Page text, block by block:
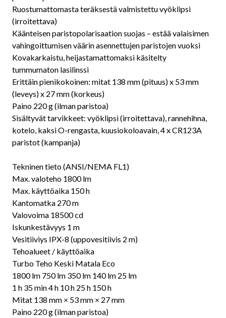
Ruostumattomasta teräksestä valmistettu vyöklipsi
(irroitettava)
Käänteisen paristopolarisaation suojas – estää valaisimen
vahingoittumisen väärin asennettujen paristojen vuoksi
Kovakarkaistu, heijastamattomaksi käsitelty
tummumaton lasilinssi
Erittäin pienikokoinen: mitat 138 mm (pituus) x 53 mm
(leveys) x 27 mm (korkeus)
Paino 220 g (ilman paristoa)
Sisältyvät tarvikkeet: vyöklipsi (irroitettava), rannehihna,
kotelo, kaksi O-rengasta, kuusiokoloavain, 4 x CR123A
paristot (kampanja)
Tekninen tieto (ANSI/NEMA FL1)
Max. valoteho 1800 lm
Max. käyttöaika 150 h
Kantomatka 270 m
Valovoima 18500 cd
Iskunkestävyys 1 m
Vesitiiviys IPX-8 (uppovesitiivis 2 m)
Tehoalueet / käyttöaika
Turbo Teho Keski Matala Eco
1800 lm 750 lm 350 lm 140 lm 25 lm
1 h 35 min 4 h 10 h 25 h 150 h
Mitat 138 mm × 53 mm × 27 mm
Paino 220 g (ilman paristoa)